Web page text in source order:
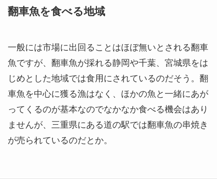
翻車魚を食べる地域
一般には市場に出回ることはほぼ無いとされる翻車
魚ですが、翻車魚が採れる静岡や千葉、宮城県をは
じめとした地域では食用にされているのだそう。翻
車魚を中心に獲る漁はなく、ほかの魚と一緒にあが
ってくるのが基本なのでなかなか食べる機会はあり
ませんが、三重県にある道の駅では翻車魚の串焼き
が売られているのだとか。